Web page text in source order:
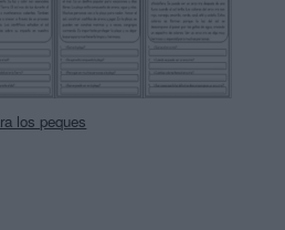
los peques